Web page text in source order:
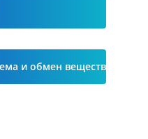
и обмен веществ